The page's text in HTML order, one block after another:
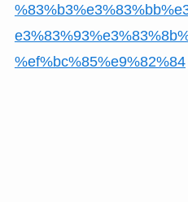
%ef%bc%85%e9%82%84